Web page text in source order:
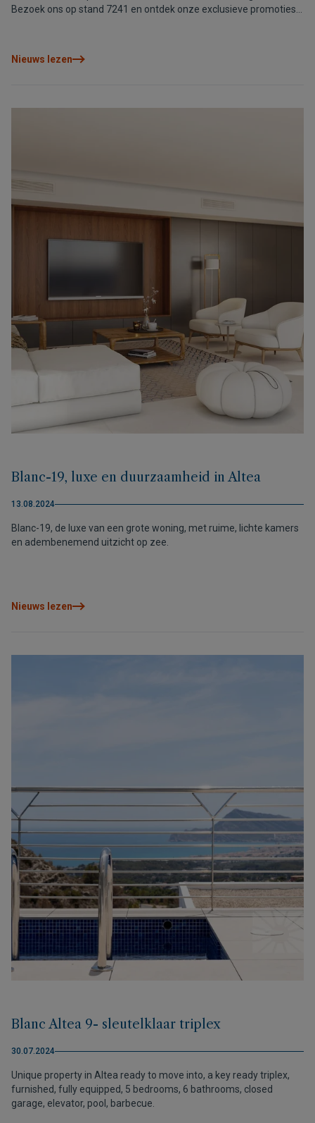
Bezoek ons op stand 7241 en ontdek onze exclusieve promoties
onze eigendommen te verkennen. We staan klaar om je te helpen
Nieuws lezen
Blanc-19, luxe en duurzaamheid in Altea
13.08.2024
Blanc-19, de luxe van een grote woning, met ruime, lichte kamers
en adembenemend uitzicht op zee.
Nieuws lezen
Blanc Altea 9- sleutelklaar triplex
30.07.2024
Unique property in Altea ready to move into, a key ready triplex,
furnished, fully equipped, 5 bedrooms, 6 bathrooms, closed
garage, elevator, pool, barbecue.